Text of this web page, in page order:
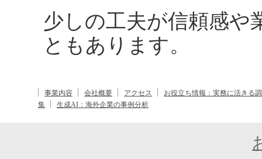
少しの工夫が信頼感や
ともあります。
事業内容 会社概要 アクセス
お役立ち情報：実務に活きる
集
生成AI：海外企業の事例分析